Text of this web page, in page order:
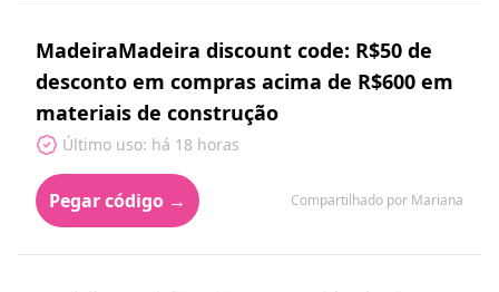
MadeiraMadeira discount code: R$50 de
desconto em compras acima de R$600 em
materiais de construção
Último uso: há 18 horas
Pegar código → Compartilhado por Mariana